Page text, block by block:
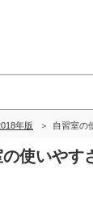
年版 自習室の
使いやす